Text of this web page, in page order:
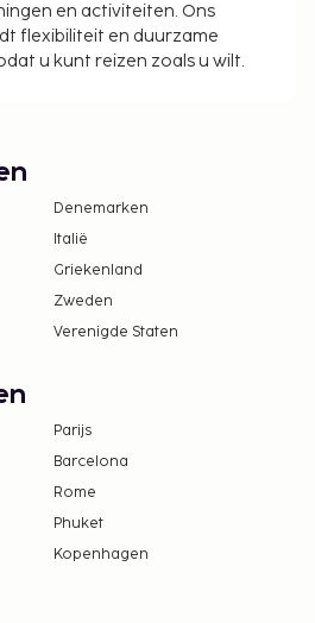
en activiteiten. Ons
flexibiliteit en duurzame
u kunt reizen zoals u wilt.
Denemarken
Italië
Griekenland
Zweden
Verenigde Staten
Parijs
Barcelona
Rome
Phuket
Kopenhagen